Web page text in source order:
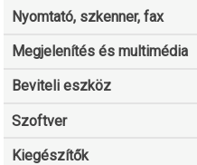
Nyomtató, szkenner, fax
Megjelenítés és multimédia
Beviteli eszköz
Szoftver
Kiegészítők